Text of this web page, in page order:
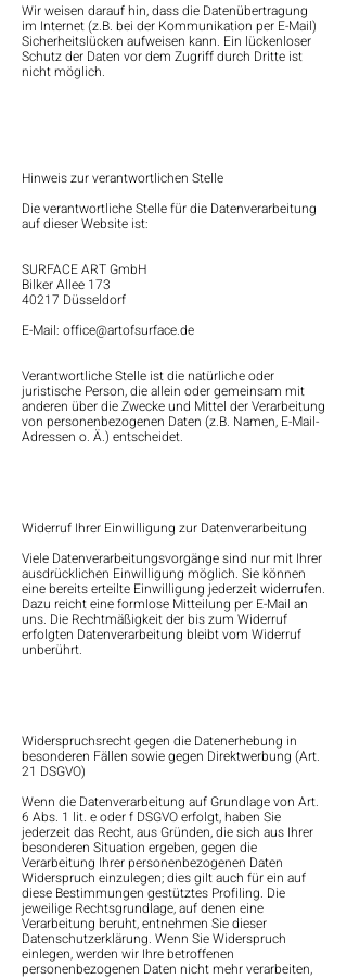
Wir weisen darauf hin, dass die Datenübertragung
im Internet (z.B. bei der Kommunikation per E-Mail)
Sicherheitslücken aufweisen kann. Ein lückenloser
Schutz der Daten vor dem Zugriff durch Dritte ist
nicht möglich.
Hinweis zur verantwortlichen Stelle
Die verantwortliche Stelle für die Datenverarbeitung
auf dieser Website ist:
SURFACE ART GmbH
Bilker Allee 173
40217 Düsseldorf
E-Mail: office@artofsurface.de
Verantwortliche Stelle ist die natürliche oder
juristische Person, die allein oder gemeinsam mit
anderen über die Zwecke und Mittel der Verarbeitung
von personenbezogenen Daten (z.B. Namen, E-Mail-
Adressen o. Ä.) entscheidet.
Widerruf Ihrer Einwilligung zur Datenverarbeitung
Viele Datenverarbeitungsvorgänge sind nur mit Ihrer
ausdrücklichen Einwilligung möglich. Sie können
eine bereits erteilte Einwilligung jederzeit widerrufen.
Dazu reicht eine formlose Mitteilung per E-Mail an
uns. Die Rechtmäßigkeit der bis zum Widerruf
erfolgten Datenverarbeitung bleibt vom Widerruf
unberührt.
Widerspruchsrecht gegen die Datenerhebung in
besonderen Fällen sowie gegen Direktwerbung (Art.
21 DSGVO)
Wenn die Datenverarbeitung auf Grundlage von Art.
6 Abs. 1 lit. e oder f DSGVO erfolgt, haben Sie
jederzeit das Recht, aus Gründen, die sich aus Ihrer
besonderen Situation ergeben, gegen die
Verarbeitung Ihrer personenbezogenen Daten
Widerspruch einzulegen; dies gilt auch für ein auf
diese Bestimmungen gestütztes Profiling. Die
jeweilige Rechtsgrundlage, auf denen eine
Verarbeitung beruht, entnehmen Sie dieser
Datenschutzerklärung. Wenn Sie Widerspruch
einlegen, werden wir Ihre betroffenen
personenbezogenen Daten nicht mehr verarbeiten,